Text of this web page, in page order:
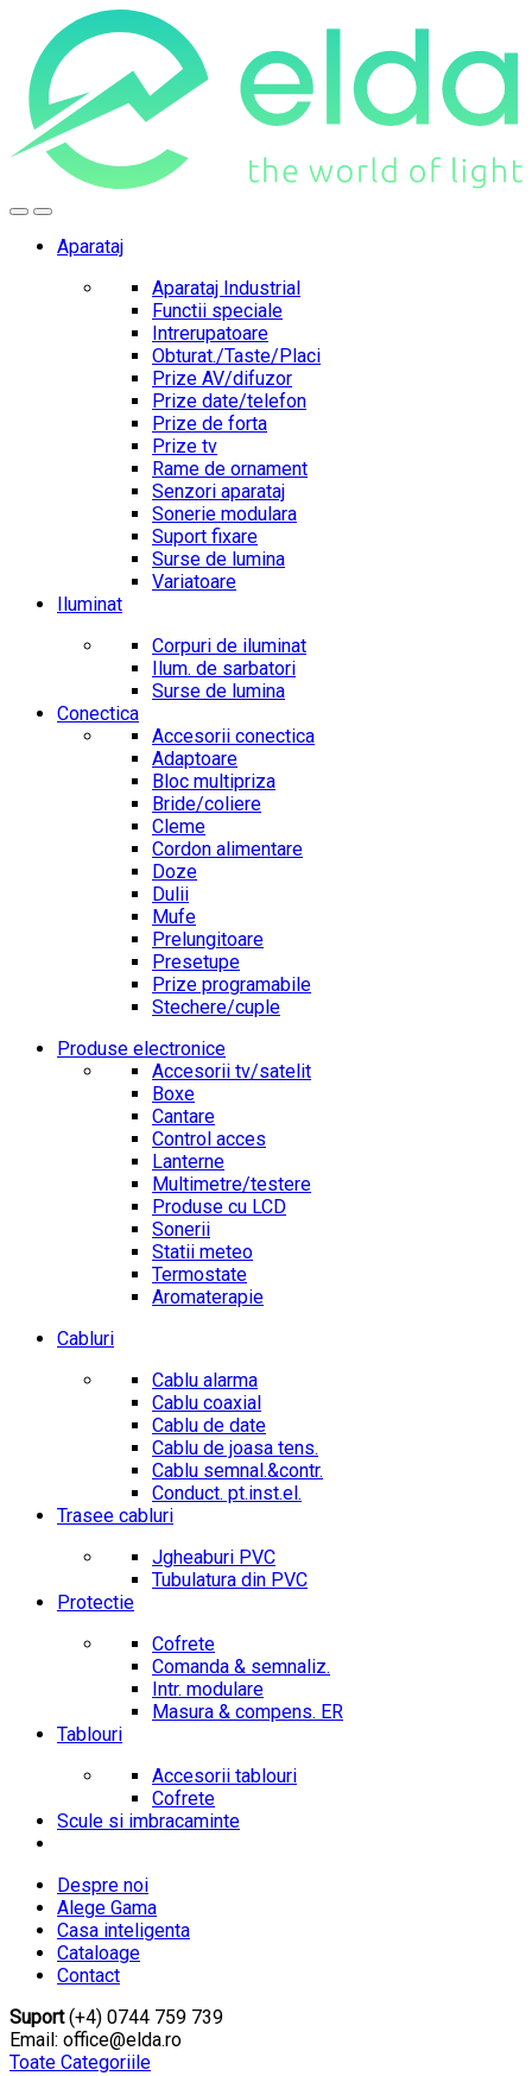
navigation
content
Aparataj
Aparataj Industrial
Functii speciale
Intrerupatoare
Obturat./Taste/Placi
Prize AV/difuzor
Prize date/telefon
Prize de forta
Prize tv
Rame de ornament
Senzori aparataj
Sonerie modulara
Suport fixare
Surse de lumina
Variatoare
Iluminat
Corpuri de iluminat
Ilum. de sarbatori
Surse de lumina
Conectica
Accesorii conectica
Adaptoare
Bloc multipriza
Bride/coliere
Cleme
Cordon alimentare
Doze
Dulii
Mufe
Prelungitoare
Presetupe
Prize programabile
Stechere/cuple
Produse electronice
Accesorii tv/satelit
Boxe
Cantare
Control acces
Lanterne
Multimetre/testere
Produse cu LCD
Sonerii
Statii meteo
Termostate
Aromaterapie
Cabluri
Cablu alarma
Cablu coaxial
Cablu de date
Cablu de joasa tens.
Cablu semnal.&contr.
Conduct. pt.inst.el.
Trasee cabluri
Jgheaburi PVC
Tubulatura din PVC
Protectie
Cofrete
Comanda & semnaliz.
Intr. modulare
Masura & compens. ER
Tablouri
Accesorii tablouri
Cofrete
Scule si imbracaminte
Despre noi
Alege Gama
Casa inteligenta
Cataloage
Contact
Suport(+4) 0744 759 739
Email: office@elda.ro
Toate Categoriile